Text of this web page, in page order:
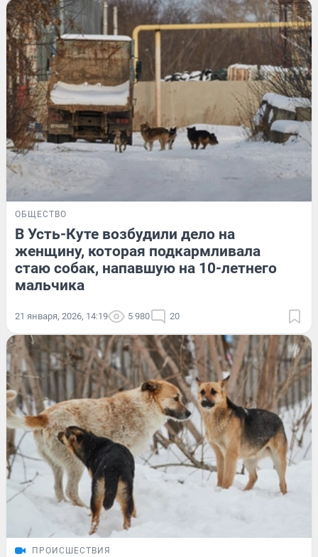
ОБЩЕСТВО
В Усть-Куте возбудили дело на
женщину, которая подкармливала
стаю собак, напавшую на 10-летнего
мальчика
21 января, 2026, 14:19 5 980 20
ПРОИСШЕСТВИЯ